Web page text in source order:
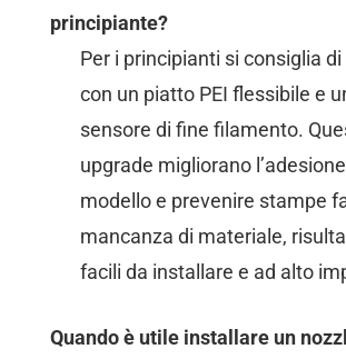
principiante?
Per i principianti si consiglia
con un piatto PEI flessibile e
sensore di fine filamento.
upgrade migliorano
modello e prevenire stampe
mancanza di materiale,
facili da installare e ad alto
Quando è utile installare un